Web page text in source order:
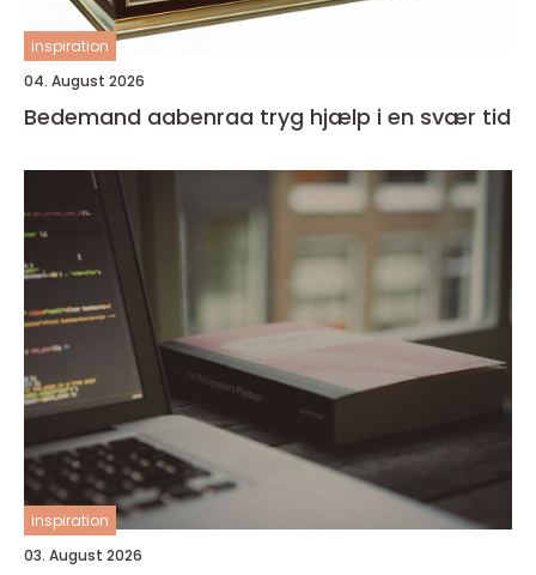
inspiration
04. August 2026
Bedemand aabenraa tryg hjælp i en svær tid
inspiration
03. August 2026